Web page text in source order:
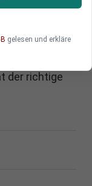
dass
und auch
der richtige
gelesen und erkläre